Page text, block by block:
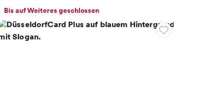
Bis auf Weiteres geschlossen